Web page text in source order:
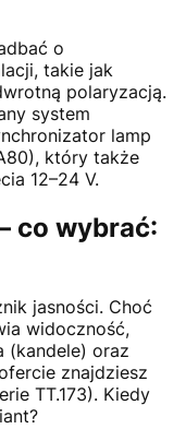
o
takie jak
polaryzacją.
system
lamp
który także
12–24 V.
co wybrać:
jasności. Choć
widoczność,
(kandele) oraz
znajdziesz
TT.173). Kiedy